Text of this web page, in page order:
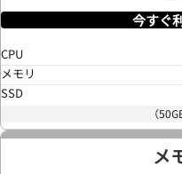
今すぐ
CPU
メモリ
SSD
（
メ